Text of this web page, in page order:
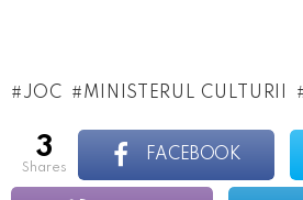
JOC MINISTERUL CULTURII
3
shares
FACEBOOK